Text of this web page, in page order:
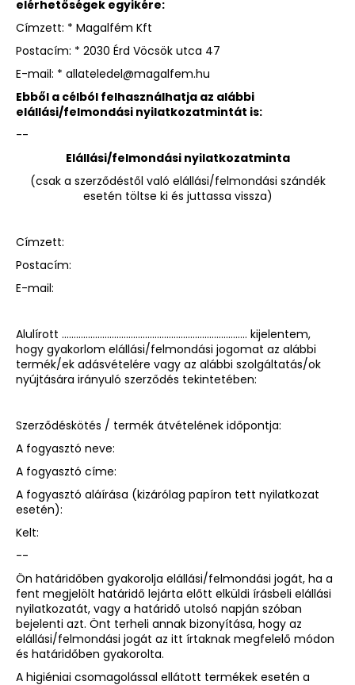
elérhetőségek egyikére:
Címzett: * Magalfém Kft
Postacím: * 2030 Érd Vöcsök utca 47
E-mail: * allateledel@magalfem.hu
Ebből a célból felhasználhatja az alábbi
elállási/felmondási nyilatkozatmintát is:
--
Elállási/felmondási nyilatkozatminta
(csak a szerződéstől való elállási/felmondási szándék
esetén töltse ki és juttassa vissza)
Címzett:
Postacím:
E-mail:
Alulírott …………………………………………………………………… kijelentem,
hogy gyakorlom elállási/felmondási jogomat az alábbi
termék/ek adásvételére vagy az alábbi szolgáltatás/ok
nyújtására irányuló szerződés tekintetében:
Szerződéskötés / termék átvételének időpontja:
A fogyasztó neve:
A fogyasztó címe:
A fogyasztó aláírása (kizárólag papíron tett nyilatkozat
esetén):
Kelt:
--
Ön határidőben gyakorolja elállási/felmondási jogát, ha a
fent megjelölt határidő lejárta előtt elküldi írásbeli elállási
nyilatkozatát, vagy a határidő utolsó napján szóban
bejelenti azt. Önt terheli annak bizonyítása, hogy az
elállási/felmondási jogát az itt írtaknak megfelelő módon
és határidőben gyakorolta.
A higiéniai csomagolással ellátott termékek esetén a